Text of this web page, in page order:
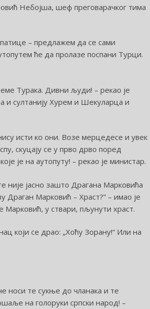
Небојша, шеф преговарачког тима
– предлажем да се сами
ће да пролазе поспани Турци.
Турака. Дивни људи! – рекао је
и султанију Хурем и Шекуларца и
исти ко они. Возе мерцедесе и увек
скуцају се у прво дрво поред
је на аутопуту! – рекао је министар.
није јасно зашто Драгана Марковића
Марковић – Храст?” – имао је
Марковић, у ствари, пљунути храст.
који се драо: „Хоћу Зорану!“ Или на
носи те сукње до чланака и те
на голоруки српски народ! –